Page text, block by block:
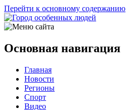
Перейти к основному содержанию
Основная навигация
Главная
Новости
Регионы
Спорт
Видео